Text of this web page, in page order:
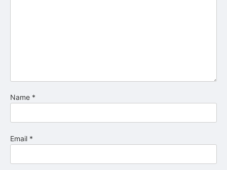
Name *
Email *